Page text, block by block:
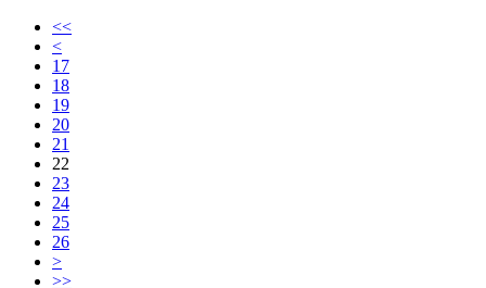
<<
<
17
18
19
20
21
22
23
24
25
26
>
>>